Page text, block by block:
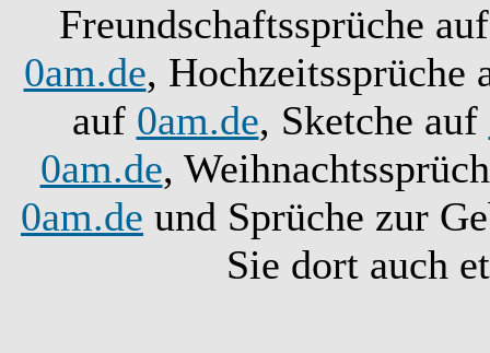
Freundschaftssprüche
0am.de, Hochzeitssprüche
auf 0am.de, Sketche auf
0am.de,
0am.de und Sprüche zur
Sie dort auch